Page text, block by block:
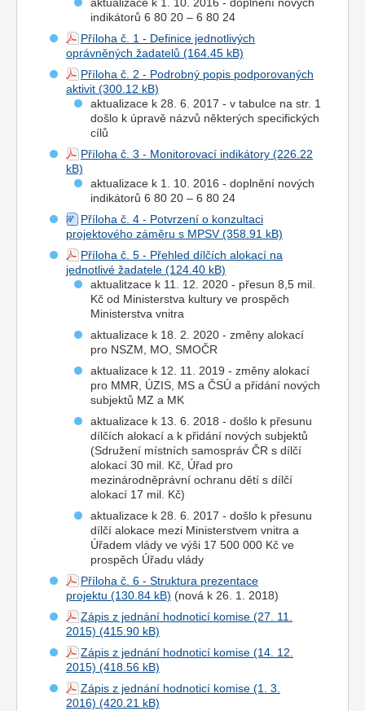
aktualizace k 1. 10. 2016 - doplnění nových
indikátorů 6 80 20 – 6 80 24
Příloha č. 1 - Definice jednotlivých
oprávněných žadatelů
Příloha č. 2 - Podrobný popis podporovaných
aktivit
aktualizace k 28. 6. 2017 - v tabulce na str. 1
došlo k úpravě názvů některých specifických
cílů
Příloha č. 3 - Monitorovací indikátory
aktualizace k 1. 10. 2016 - doplnění nových
indikátorů 6 80 20 – 6 80 24
Příloha č. 4 - Potvrzení o konzultaci
projektového záměru s MPSV
Příloha č. 5 - Přehled dílčích alokací na
jednotlivé žadatele
aktualitzace k 11. 12. 2020 - přesun 8,5 mil.
Kč od Ministerstva kultury ve prospěch
Ministerstva vnitra
aktualizace k 18. 2. 2020 - změny alokací
pro NSZM, MO, SMOČR
aktualizace k 12. 11. 2019 - změny alokací
pro MMR, ÚZIS, MS a ČSÚ a přidání nových
subjektů MZ a MK
aktualizace k 13. 6. 2018 - došlo k přesunu
dílčích alokací a k přidání nových subjektů
(Sdružení místních samospráv ČR s dílčí
alokací 30 mil. Kč, Úřad pro
mezinárodněprávní ochranu dětí s dílčí
alokací 17 mil. Kč)
aktualizace k 28. 6. 2017 - došlo k přesunu
dílčí alokace mezi Ministerstvem vnitra a
Úřadem vlády ve výši 17 500 000 Kč ve
prospěch Úřadu vlády
Příloha č. 6 - Struktura prezentace
projektu
(nová k 26. 1. 2018)
Zápis z jednání hodnoticí komise (27. 11.
2015)
Zápis z jednání hodnoticí komise (14. 12.
2015)
Zápis z jednání hodnoticí komise (1. 3.
2016)